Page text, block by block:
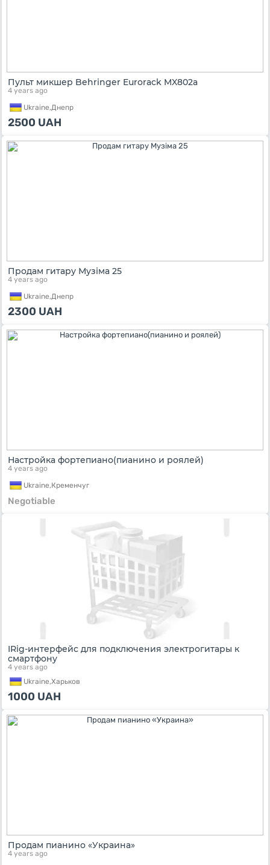
Пульт микшер Behringer Eurorack MX802a
4 years ago
Ukraine,Днепр
2500 UAH
Продам гитару Музіма 25
4 years ago
Ukraine,Днепр
2300 UAH
Настройка фортепиано(пианино и роялей)
4 years ago
Ukraine,Кременчуг
Negotiable
IRig-интерфейс для подключения электрогитары к
смартфону
4 years ago
Ukraine,Харьков
1000 UAH
Продам пианино «Украина»
4 years ago